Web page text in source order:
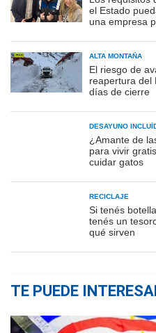
el Estado
una empresa
ALTA MONTAÑA
El riesgo de
reapertura del
días de cierre
DESAYUNO
¿Amante de
para vivir
cuidar gatos
RECICLAJE
Si tenés
tenés un
qué sirven
TE PUEDE